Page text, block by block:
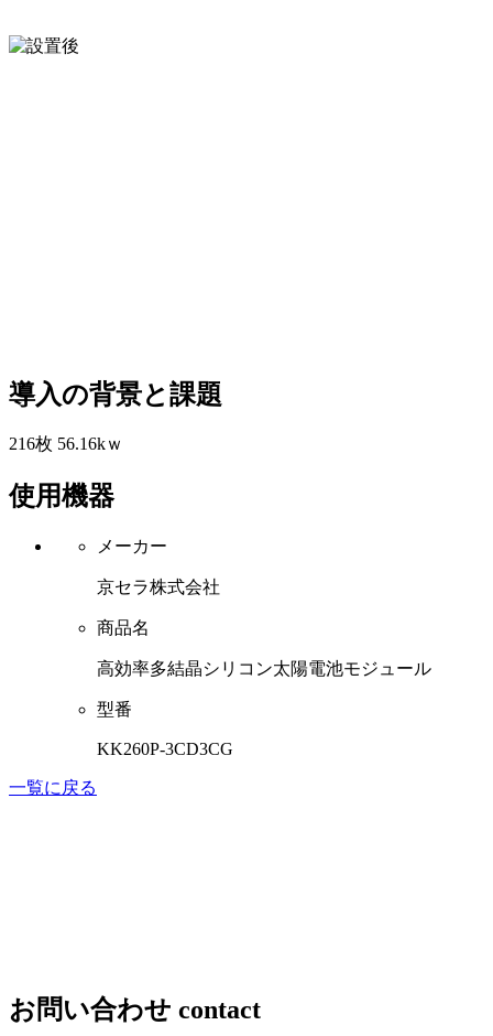
導入の背景と課題
216枚 56.16kｗ
使用機器
メーカー
京セラ株式会社
商品名
高効率多結晶シリコン太陽電池モジュール
型番
KK260P-3CD3CG
一覧に戻る
お問い合わせ contact